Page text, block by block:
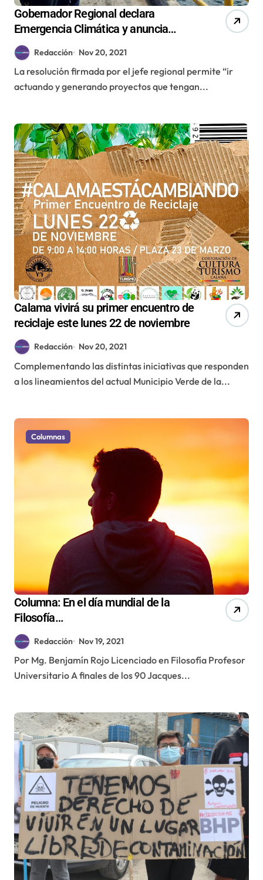
Gobernador Regional declara
Emergencia Climática y anuncia
medidas de mitigación para la zona
Redacción Nov 20, 2021
La resolución firmada por el jefe regional permite “ir
actuando y generando proyectos que tengan...
Calama vivirá su primer encuentro de
reciclaje este lunes 22 de noviembre
Redacción Nov 20, 2021
Complementando las distintas iniciativas que responden
a los lineamientos del actual Municipio Verde de la...
Columnas
Columna: En el día mundial de la
Filosofía…
Redacción Nov 19, 2021
Por Mg. Benjamín Rojo Licenciado en Filosofía Profesor
Universitario A finales de los 90 Jacques...